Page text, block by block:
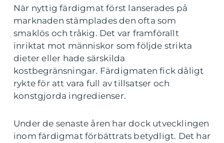
När nyttig färdigmat först lanserades på
marknaden stämplades den ofta som
smaklös och tråkig. Det var framförallt
inriktat mot människor som följde strikta
dieter eller hade särskilda
kostbegränsningar. Färdigmaten fick dåligt
rykte för att vara full av tillsatser och
konstgjorda ingredienser.
Under de senaste åren har dock utvecklingen
inom färdigmat förbättrats betydligt. Det har